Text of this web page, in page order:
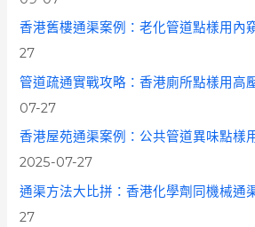
香港舊樓通渠案例：老化管道點樣用內
27
管道疏通實戰攻略：香港廁所點樣用高
07-27
香港屋苑通渠案例：公共管道異味點樣
2025-07-27
通渠方法大比拼：香港化學劑同機械通
27